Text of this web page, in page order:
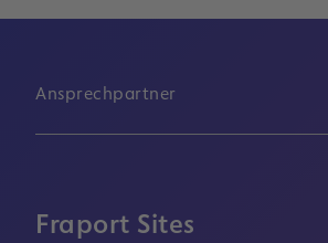
Ansprechpartner
Fraport Sites